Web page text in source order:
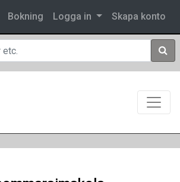
Bokning Logga in Skapa konto
Sök